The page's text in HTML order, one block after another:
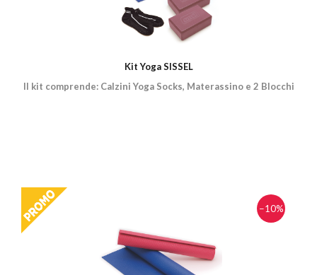
Kit Yoga SISSEL
Il kit comprende: Calzini Yoga Socks, Materassino e 2 Blocchi
−10%